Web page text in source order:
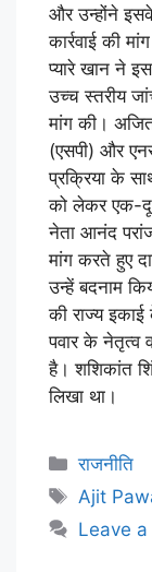
और उन्होंने
कार्रवाई की
प्यारे खान ने
उच्च स्तरीय
मांग की।
(एसपी) और
प्रक्रिया के
को लेकर एक-
नेता आनंद
मांग करते हुए
उन्हें बदनाम
की राज्य
पवार के नेतृत्व
है। शशिकांत
लिखा था।
राजनीति
Ajit
Leave